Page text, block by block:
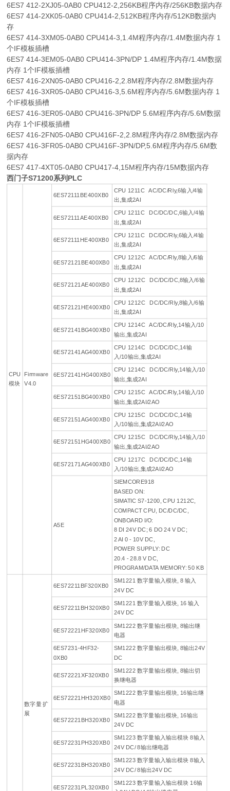
6ES7 412-2XJ05-0AB0 CPU412-2,256KB程序内存/256KB数据内存
6ES7 414-2XK05-0AB0 CPU414-2,512KB程序内存/512KB数据内
存
6ES7 414-3XM05-0AB0 CPU414-3,1.4M程序内存/1.4M数据内存 1
个IF模板插槽
6ES7 414-3EM05-0AB0 CPU414-3PN/DP 1.4M程序内存/1.4M数据
内存 1个IF模板插槽
6ES7 416-2XN05-0AB0 CPU416-2,2.8M程序内存/2.8M数据内存
6ES7 416-3XR05-0AB0 CPU416-3,5.6M程序内存/5.6M数据内存 1
个IF模板插槽
6ES7 416-3ER05-0AB0 CPU416-3PN/DP 5.6M程序内存/5.6M数据
内存 1个IF模板插槽
6ES7 416-2FN05-0AB0 CPU416F-2,2.8M程序内存/2.8M数据内存
6ES7 416-3FR05-0AB0 CPU416F-3PN/DP,5.6M程序内存/5.6M数
据内存
6ES7 417-4XT05-0AB0 CPU417-4,15M程序内存/15M数据内存
西门子S71200系列PLC
CPU
模块
Firmware
V4.0
6ES72111BE400XB0
CPU 1211C AC/DC/Rly,6输入/4输
出,集成2AI
6ES72111AE400XB0
CPU 1211C DC/DC/DC,6输入/4输
出,集成2AI
6ES72111HE400XB0
CPU 1211C DC/DC/Rly,6输入/4输
出,集成2AI
6ES72121BE400XB0
CPU 1212C AC/DC/Rly,8输入/6输
出,集成2AI
6ES72121AE400XB0
CPU 1212C DC/DC/DC,8输入/6输
出,集成2AI
6ES72121HE400XB0
CPU 1212C DC/DC/Rly,8输入/6输
出,集成2AI
6ES72141BG400XB0
CPU 1214C AC/DC/Rly,14输入/10
输出,集成2AI
6ES72141AG400XB0
CPU 1214C DC/DC/DC,14输
入/10输出,集成2AI
6ES72141HG400XB0
CPU 1214C DC/DC/Rly,14输入/10
输出,集成2AI
6ES72151BG400XB0
CPU 1215C AC/DC/Rly,14输入/10
输出,集成2AI/2AO
6ES72151AG400XB0
CPU 1215C DC/DC/DC,14输
入/10输出,集成2AI/2AO
6ES72151HG400XB0
CPU 1215C DC/DC/Rly,14输入/10
输出,集成2AI/2AO
6ES72171AG400XB0
CPU 1217C DC/DC/DC,14输
入/10输出,集成2AI/2AO
A5E
SIEMCORE918
BASED ON:
SIMATIC S7-1200, CPU 1212C,
COMPACT CPU, DC/DC/DC,
ONBOARD I/O:
8 DI 24V DC; 6 DO 24 V DC;
2 AI 0 - 10V DC,
POWER SUPPLY: DC
20.4 - 28.8 V DC,
PROGRAM/DATA MEMORY: 50 KB
数字量 扩
展
6ES72211BF320XB0
SM1221 数字量输入模块, 8 输入
24V DC
6ES72211BH320XB0
SM1221 数字量输入模块, 16 输入
24V DC
6ES72221HF320XB0
SM1222 数字量输出模块, 8输出继
电器
6ES7231-4HF32-
0XB0
SM1222 数字量输出模块, 8输出24V
DC
6ES72221XF320XB0
SM1222 数字量输出模块, 8输出切
换继电器
6ES72221HH320XB0
SM1222 数字量输出模块, 16输出继
电器
6ES72221BH320XB0
SM1222 数字量输出模块, 16输出
24V DC
6ES72231PH320XB0
SM1223 数字量输入输出模块 8输入
24V DC/ 8输出继电器
6ES72231BH320XB0
SM1223 数字量输入输出模块 8输入
24V DC/ 8输出24V DC
6ES72231PL320XB0
SM1223 数字量输入输出模块 16输